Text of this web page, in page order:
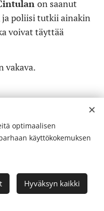
on saanut
ja poliisi tutkii ainakin
voivat täyttää
vakava.
optimaalisen
käyttökokemuksen
Hyväksyn kaikki